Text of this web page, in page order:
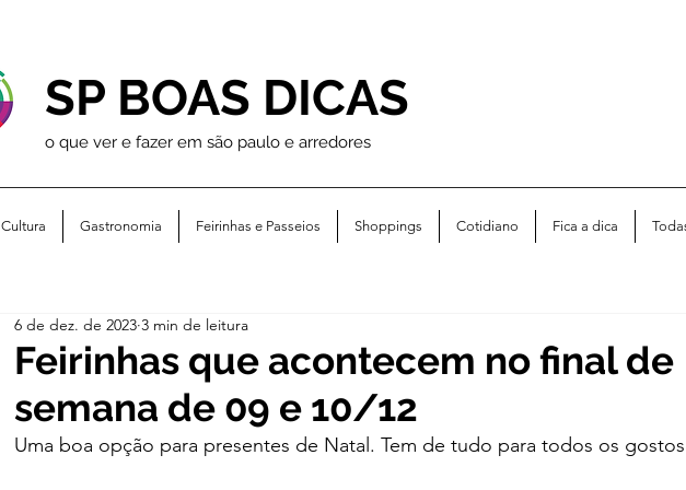
SP BOAS DICAS
o que ver e fazer em são paulo e arredores
Cultura Gastronomia Feirinhas e Passeios Shoppings Cotidiano Fica a dica
Feirinhas que acontecem no final de
semana de 09 e 10/12
6 de dez. de 2023 3 min de leitura
Uma boa opção para presentes de Natal. Tem de tudo para todos os gostos